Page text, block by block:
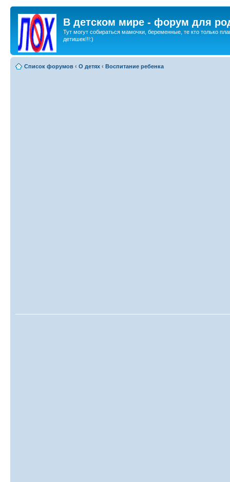
В детском мире - форум для
Тут могут собираться мамочки, беременные, те кто только
детишек!!!:)
Список форумов ‹ О детях ‹ Воспитание ребенка